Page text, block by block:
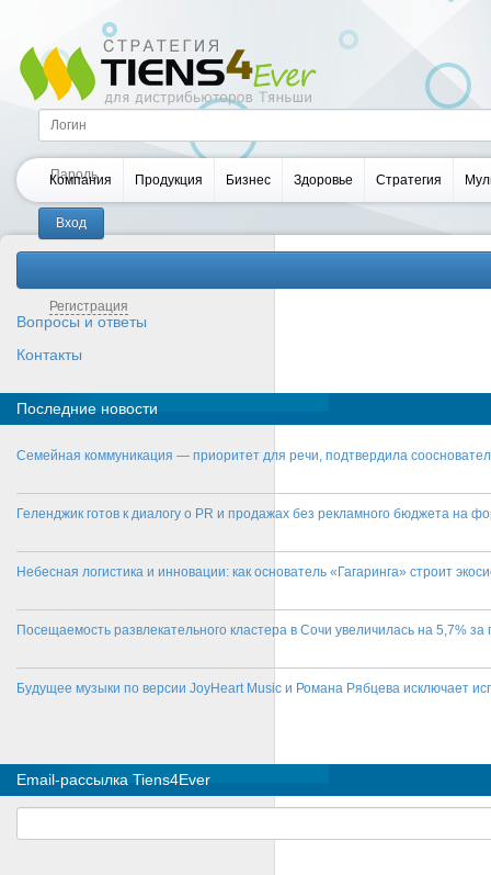
Регистрация
Компания Продукция Бизнес Здоровье Стратегия
Вопросы и ответы
Контакты
Последние новости
Семейная коммуникация — приоритет для речи, подтвердила
Геленджик готов к диалогу о PR и продажах без рекламного бюджета на
Небесная логистика и инновации: как основатель «Гагаринга» строит
Посещаемость развлекательного кластера в Сочи увеличилась на 5,7% за
Будущее музыки по версии JoyHeart Music и Романа Рябцева исключает
Email-рассылка Tiens4Ever